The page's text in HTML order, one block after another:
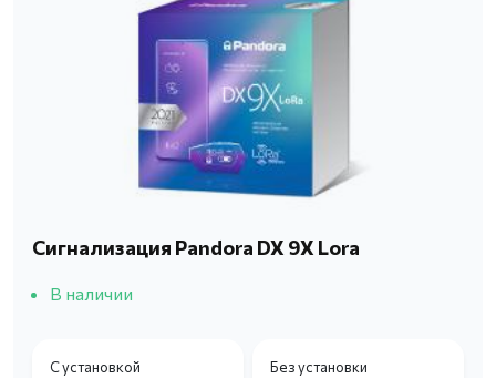
Сигнализация Pandora DX 9X Lora
В наличии
С установкой Без установки